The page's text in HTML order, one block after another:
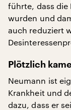
führte, dass die
wurden und
auch reduziert
Plötzlich
Neumann ist
Krankheit und
dazu, dass er